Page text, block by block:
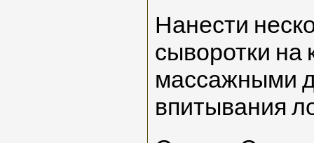
Нанести
сыворотки на
массажными
впитывания